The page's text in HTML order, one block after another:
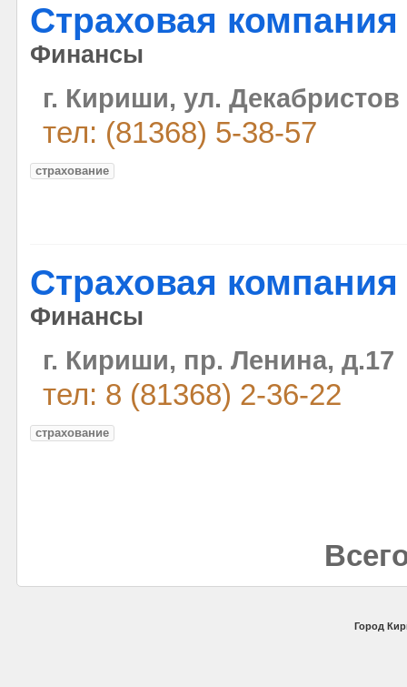
Страховая
Финансы
г. Кириши, ул.
тел: (81368) 5-38-57
страхование
Страховая
Финансы
г. Кириши, пр. Ленина, д.17
тел: 8 (81368) 2-36-22
страхование
Город